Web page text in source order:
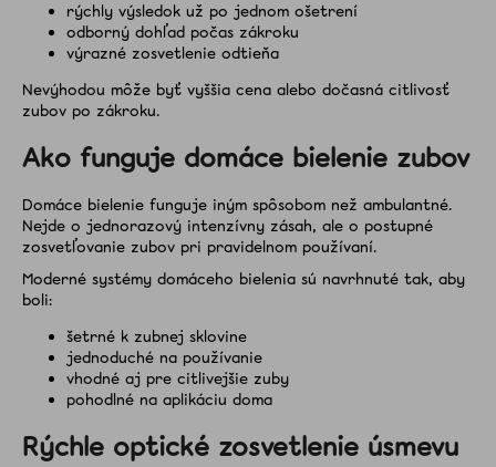
rýchly výsledok už po jednom ošetrení
odborný dohľad počas zákroku
výrazné zosvetlenie odtieňa
Nevýhodou môže byť vyššia cena alebo dočasná citlivosť
zubov po zákroku.
Ako funguje domáce bielenie zubov
Domáce bielenie funguje iným spôsobom než ambulantné.
Nejde o jednorazový intenzívny zásah, ale o postupné
zosvetľovanie zubov pri pravidelnom používaní.
Moderné systémy domáceho bielenia sú navrhnuté tak, aby
boli:
šetrné k zubnej sklovine
jednoduché na používanie
vhodné aj pre citlivejšie zuby
pohodlné na aplikáciu doma
Rýchle optické zosvetlenie úsmevu